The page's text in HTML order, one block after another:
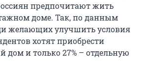
предпочитают жить
доме. Так, по данным
желающих улучшить условия
хотят приобрести
дом и только 27% – отдельную